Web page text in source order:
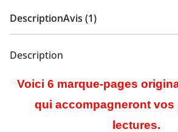
DescriptionAvis (1)
Description
Voici 6 marque-pages
qui accompagneront vos
lectures.